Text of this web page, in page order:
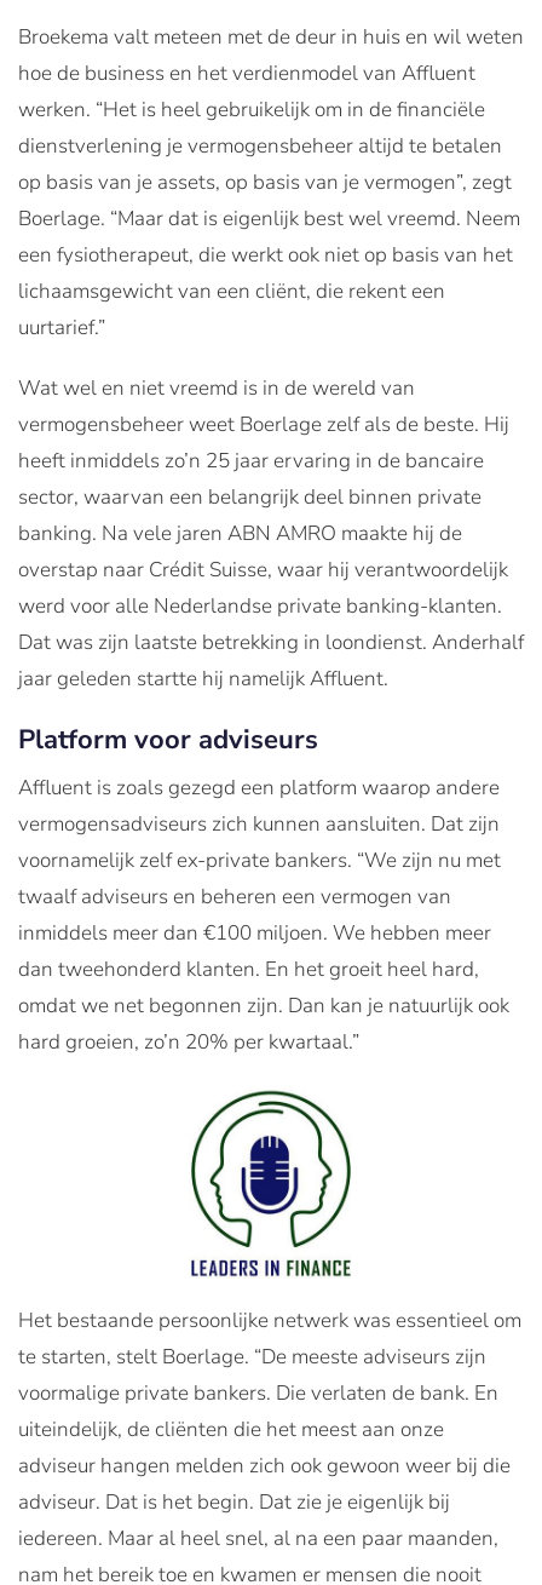
Broekema valt meteen met de deur in huis en wil weten
hoe de business en het verdienmodel van Affluent
werken. “Het is heel gebruikelijk om in de financiële
dienstverlening je vermogensbeheer altijd te betalen
op basis van je assets, op basis van je vermogen”, zegt
Boerlage. “Maar dat is eigenlijk best wel vreemd. Neem
een fysiotherapeut, die werkt ook niet op basis van het
lichaamsgewicht van een cliënt, die rekent een
uurtarief.”
Wat wel en niet vreemd is in de wereld van
vermogensbeheer weet Boerlage zelf als de beste. Hij
heeft inmiddels zo’n 25 jaar ervaring in de bancaire
sector, waarvan een belangrijk deel binnen private
banking. Na vele jaren ABN AMRO maakte hij de
overstap naar Crédit Suisse, waar hij verantwoordelijk
werd voor alle Nederlandse private banking-klanten.
Dat was zijn laatste betrekking in loondienst. Anderhalf
jaar geleden startte hij namelijk Affluent.
Platform voor adviseurs
Affluent is zoals gezegd een platform waarop andere
vermogensadviseurs zich kunnen aansluiten. Dat zijn
voornamelijk zelf ex-private bankers. “We zijn nu met
twaalf adviseurs en beheren een vermogen van
inmiddels meer dan €100 miljoen. We hebben meer
dan tweehonderd klanten. En het groeit heel hard,
omdat we net begonnen zijn. Dan kan je natuurlijk ook
hard groeien, zo’n 20% per kwartaal.”
Het bestaande persoonlijke netwerk was essentieel om
te starten, stelt Boerlage. “De meeste adviseurs zijn
voormalige private bankers. Die verlaten de bank. En
uiteindelijk, de cliënten die het meest aan onze
adviseur hangen melden zich ook gewoon weer bij die
adviseur. Dat is het begin. Dat zie je eigenlijk bij
iedereen. Maar al heel snel, al na een paar maanden,
nam het bereik toe en kwamen er mensen die nooit